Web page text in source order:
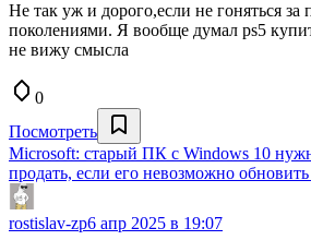
Не так уж и дорого,если не гоняться за
поколениями. Я вообще думал ps5
не вижу смысла
0
Посмотреть
Microsoft: старый ПК с Windows 10
продать, если его невозможно
rostislav-zp6 апр 2025 в 19:07